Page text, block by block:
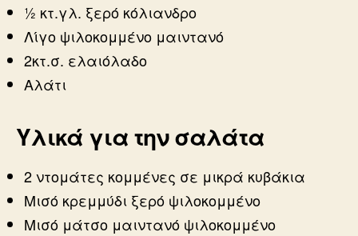
½ κτ.γλ. ξερό κόλιανδρο
Λίγο ψιλοκομμένο μαιντανό
2κτ.σ. ελαιόλαδο
Αλάτι
Υλικά για την σαλάτα
2 ντομάτες κομμένες σε μικρά κυβάκια
Μισό κρεμμύδι ξερό ψιλοκομμένο
Μισό μάτσο μαιντανό ψιλοκομμένο